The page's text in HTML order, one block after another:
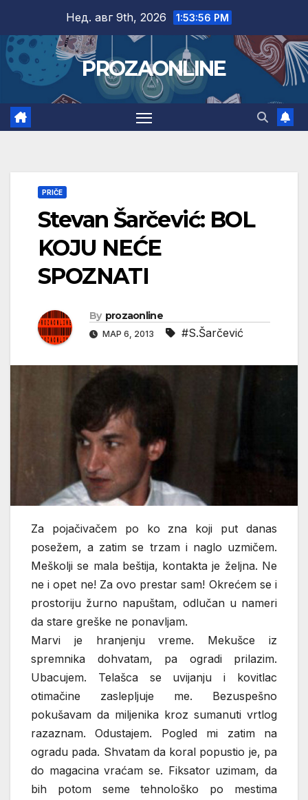
content
Нед. авг 9th, 2026 1:53:57 PM
PROZAONLINE
PRIČE
Stevan Šarčević: BOL
KOJU NEĆE
SPOZNATI
By prozaonline
МАР 6, 2013 #S.Šarčević
Za pojačivačem po ko zna koji put danas
posežem, a zatim se trzam i naglo uzmičem.
Meškolji se mala beštija, kontakta je željna. Ne
ne i opet ne! Za ovo prestar sam! Okrećem se i
prostoriju žurno napuštam, odlučan u nameri
da stare greške ne ponavljam.
Marvi je hranjenju vreme. Mekušce iz
spremnika dohvatam, pa ogradi prilazim.
Ubacujem. Telašca se uvijanju i kovitlac
otimačine zaslepljuje me. Bezuspešno
pokušavam da miljenika kroz sumanuti vrtlog
razaznam. Odustajem. Pogled mi zatim na
ogradu pada. Shvatam da koral popustio je, pa
do magacina vraćam se. Fiksator uzimam, da
bih potom seme tehnološko po mestima